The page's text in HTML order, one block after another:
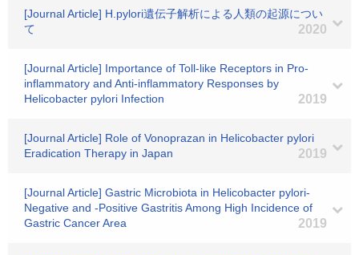
[Journal Article] H.pylori遺伝子解析による人類の起源につい
て
2020
[Journal Article] Importance of Toll-like Receptors in Pro-
inflammatory and Anti-inflammatory Responses by
Helicobacter pylori Infection
2019
[Journal Article] Role of Vonoprazan in Helicobacter pylori
Eradication Therapy in Japan
2019
[Journal Article] Gastric Microbiota in Helicobacter pylori-
Negative and -Positive Gastritis Among High Incidence of
Gastric Cancer Area
2019